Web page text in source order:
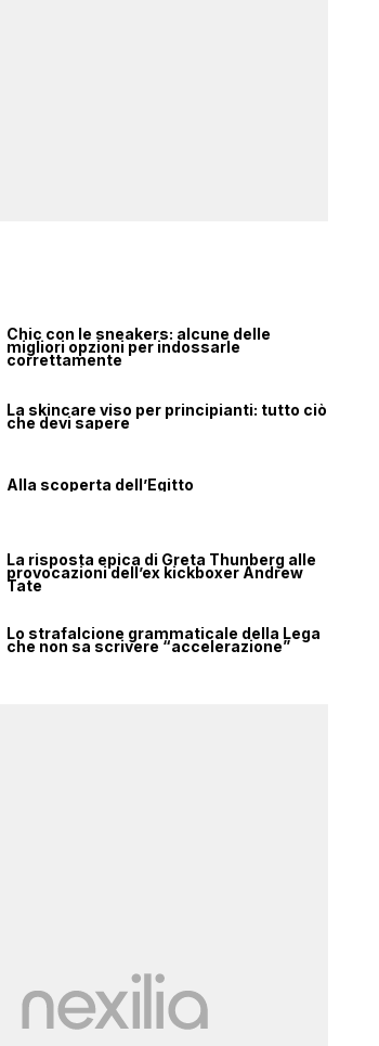
Chic con le sneakers: alcune delle
migliori opzioni per indossarle
correttamente
La skincare viso per principianti: tutto ciò
che devi sapere
Alla scoperta dell’Egitto
La risposta epica di Greta Thunberg alle
provocazioni dell’ex kickboxer Andrew
Tate
Lo strafalcione grammaticale della Lega
che non sa scrivere “accelerazione”